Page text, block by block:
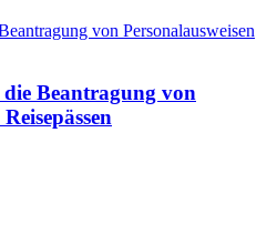
Beantragung von